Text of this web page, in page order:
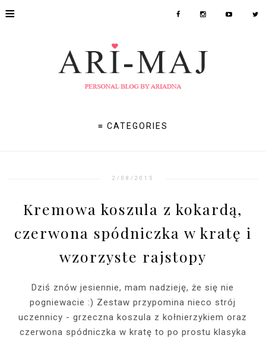
≡
≡ CATEGORIES
2/08/2015
Kremowa koszula z kokardą,
czerwona spódniczka w kratę i
wzorzyste rajstopy
Dziś znów jesiennie, mam nadzieję, że się nie
pogniewacie :) Zestaw przypomina nieco strój
uczennicy - grzeczna koszula z kołnierzykiem oraz
czerwona spódniczka w kratę to po prostu klasyka